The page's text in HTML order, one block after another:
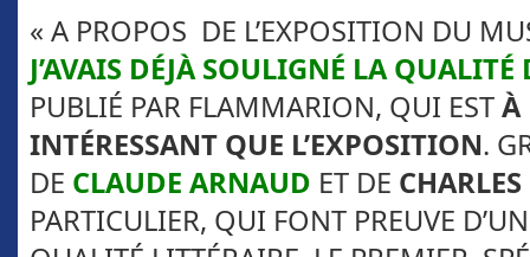
« A PROPOS DE L’EXPOSITION DU
J’AVAIS DÉJÀ SOULIGNÉ LA QUALITÉ
PUBLIÉ PAR FLAMMARION, QUI ESTÀ
INTÉRESSANT QUE L’EXPOSITION.
DE CLAUDE ARNAUD ET DE
PARTICULIER, QUI FONT PREUVE